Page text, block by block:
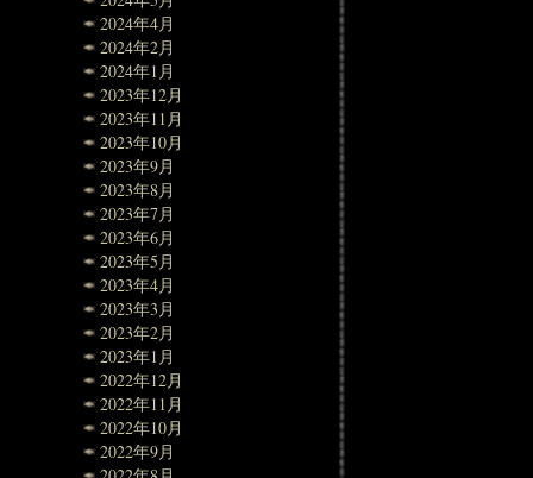
2024年4月
2024年2月
2024年1月
2023年12月
2023年11月
2023年10月
2023年9月
2023年8月
2023年7月
2023年6月
2023年5月
2023年4月
2023年3月
2023年2月
2023年1月
2022年12月
2022年11月
2022年10月
2022年9月